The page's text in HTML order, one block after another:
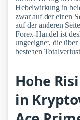
Hebelwirkung in
zwar auf der einen
auf der anderen
Forex-Handel ist
ungeeignet, die
bestehen
Hohe
in